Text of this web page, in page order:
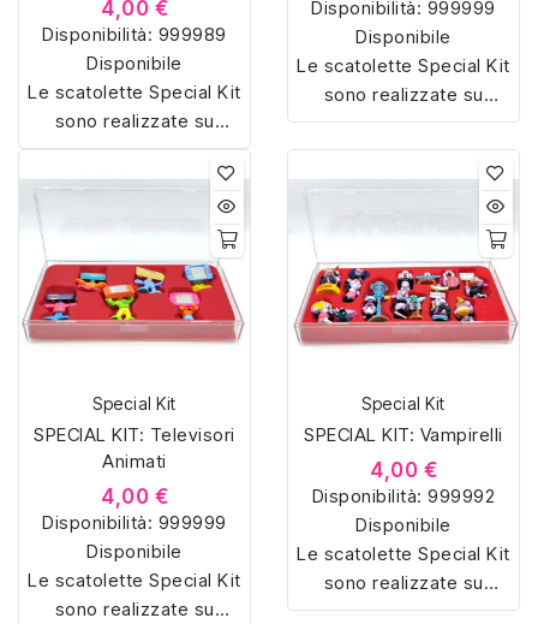
4,00 €
Disponibilità: 999989
Disponibile
Le scatolette Special Kit
sono realizzate su
misura con materiali di
alta qualità, hanno un
interno sagomato in
vellutino rosso e offrono
soluzioni eleganti e
pratiche per organizzare
e mostrare la tua
collezione di sorpresine.
Disponibilità: 999999
Disponibile
Le scatolette Special Kit
sono realizzate su
misura con materiali di
alta qualità, hanno un
interno sagomato in
vellutino rosso e offrono
soluzioni eleganti e
pratiche per organizzare
e mostrare la tua
collezione di sorpresine.
Special Kit
SPECIAL KIT: Televisori
Animati
4,00 €
Disponibilità: 999999
Disponibile
Le scatolette Special Kit
sono realizzate su
Special Kit
SPECIAL KIT: Vampirelli
4,00 €
Disponibilità:999992
Disponibile
Le scatolette Special Kit
sono realizzate su
misura con materiali di